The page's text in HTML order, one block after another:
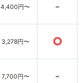
4,400円〜 -
3,278円〜 ○
7,700円〜 -